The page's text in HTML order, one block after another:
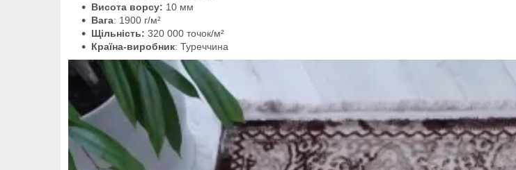
Висота ворсу: 10 мм
Вага: 1900 г/м²
Щільність: 320 000 точок/м²
Країна-виробник: Туреччина